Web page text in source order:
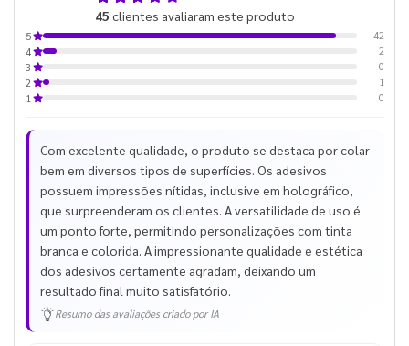
45 clientes avaliaram este produto
5
42
4
2
3
0
2
1
1
0
Com excelente qualidade, o produto se destaca por colar
bem em diversos tipos de superfícies. Os adesivos
possuem impressões nítidas, inclusive em holográfico,
que surpreenderam os clientes. A versatilidade de uso é
um ponto forte, permitindo personalizações com tinta
branca e colorida. A impressionante qualidade e estética
dos adesivos certamente agradam, deixando um
resultado final muito satisfatório.
Resumo das avaliações criado por IA